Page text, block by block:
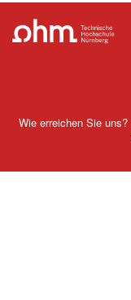
Wie erreichen Sie uns?